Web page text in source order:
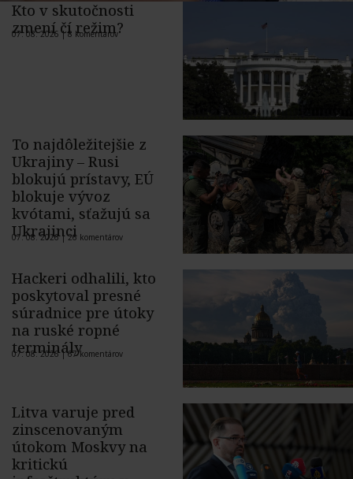
Kto v skutočnosti
zmení čí režim?
07. 08. 2026 |8 komentárov
To najdôležitejšie z
Ukrajiny – Rusi
blokujú prístavy, EÚ
blokuje vývoz
kvótami, sťažujú sa
Ukrajinci
07. 08. 2026 |26 komentárov
Hackeri odhalili, kto
poskytoval presné
súradnice pre útoky
na ruské ropné
terminály
07. 08. 2026 |67 komentárov
Litva varuje pred
zinscenovaným
útokom Moskvy na
kritickú